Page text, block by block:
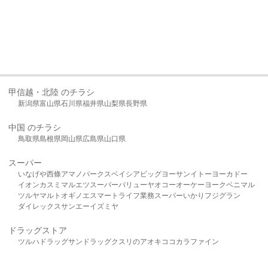
甲信越・北陸 のチラシ
新潟県富山県石川県福井県山梨県長野県
中国 のチラシ
鳥取県島根県岡山県広島県山口県
スーパー
いなげや西條アマノパークスベイシア ビッグヨーサンイトーヨーカドー
イオンカスミ マルエツスーパーバリューヤオコーオーケー ヨークベニマル
ツルヤマルト オギノ エスマート ライフ業務スーパーいかり フジグラン
ダイレックスサンエーイズミヤ
ドラッグストア
ツルハドラッグサンドラッグクスリのアオキ ココカラファイン